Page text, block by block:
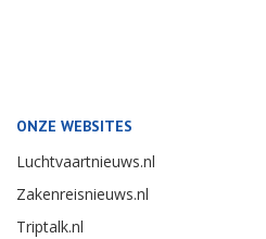
ONZE WEBSITES
Luchtvaartnieuws.nl
Zakenreisnieuws.nl
Triptalk.nl